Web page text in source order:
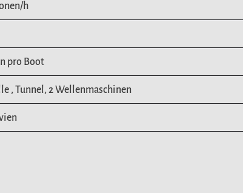
h
pro Boot
, Tunnel, 2 Wellenmaschinen